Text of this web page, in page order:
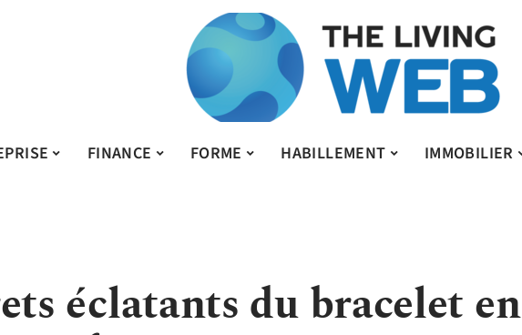
FINANCE FORME HABILLEMENT IMMOBILIER
éclatants du bracelet en